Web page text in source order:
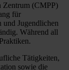
Zentrum (CMPP)
für
Jugendlichen
Während all
Tätigkeiten,
sowie die